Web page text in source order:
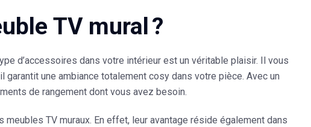
TV mural ?
d’accessoires dans votre intérieur est un véritable plaisir. Il vous
une ambiance totalement cosy dans votre pièce. Avec un
de rangement dont vous avez besoin.
TV muraux. En effet, leur avantage réside également dans